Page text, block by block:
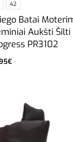
42
Batai
Aukšti Šilti
PR3102
€